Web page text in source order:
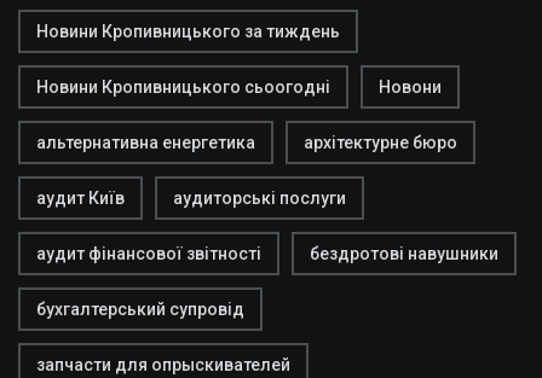
Новини Кропивницького за тиждень
Новини Кропивницького сьоогодні Новони
альтернативна енергетика архітектурне бюро
аудит Київ аудиторські послуги
аудит фінансової звітності бездротові навушники
бухгалтерський супровід
запчасти для опрыскивателей